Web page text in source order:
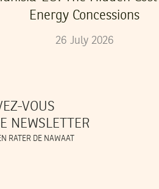
Energy Concessions
26 July 2026
VOUS
NEWSLETTER
RATER DE NAWAAT